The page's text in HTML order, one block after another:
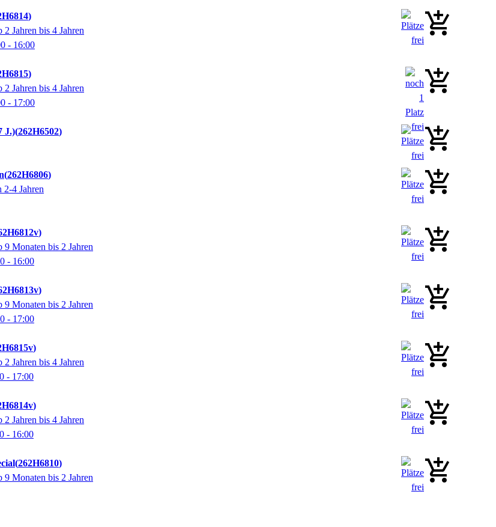
Jahren bis 4 Jahren
- 16:00
Jahren bis 4 Jahren
- 17:00
J.) 262H6502
262H6806
4 Jahren
Monaten bis 2 Jahren
- 16:00
Monaten bis 2 Jahren
- 17:00
Jahren bis 4 Jahren
- 17:00
Jahren bis 4 Jahren
- 16:00
262H6810
Monaten bis 2 Jahren